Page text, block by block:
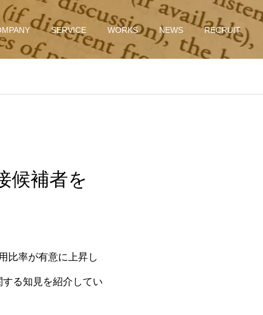
SERVICE WORKS NEWS RECRUIT
候補者を
比率が有意に上昇し
る知見を紹介してい